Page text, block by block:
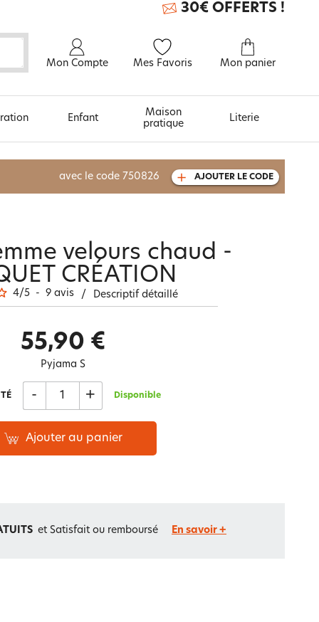
Mon Compte Mes Favoris Mon panier
30€ OFFERTS !
et
À découvrir aussi
Carte cadeau
Enfant
Maison
pratique
Literie
avec le code 750826 AJOUTER LE CODE
velours chaud -
CRÉATION
4/5 - 9 avis / Descriptif détaillé
55,90 €
Pyjama S
- + Disponible
Ajouter au panier
et Satisfait ou remboursé En savoir +